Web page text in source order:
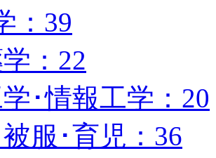
：39
：22
･情報工学：20
服･育児：36